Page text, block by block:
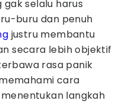
selalu harus
buru dan penuh
justru membantu
secara lebih objektif
rasa panik
cara
langkah